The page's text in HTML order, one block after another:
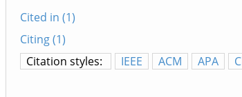
Cited in (1)
Citing (1)
Citation styles:
IEEE ACM APA